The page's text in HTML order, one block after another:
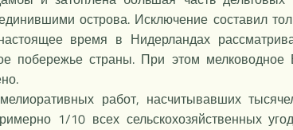
острова. Исключение составил
время в Нидерландах
побережье страны. При этом
работ, насчитывавших
1/10 всех сельскохозяйственных